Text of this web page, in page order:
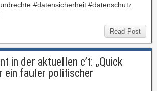
#datensicherheit #datenschutz
Read Post
in der aktuellen c’t: „Quick
ein fauler politischer